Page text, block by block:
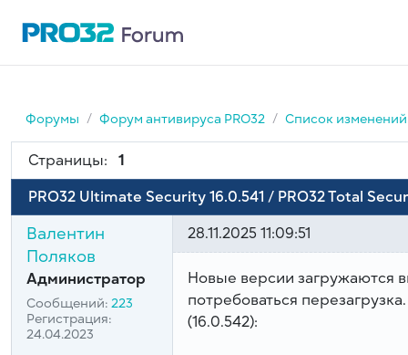
Форумы Форум антивируса PRO32 Список
Страницы: 1
PRO32 Ultimate Security 16.0.541 / PRO32 Total
Валентин
Поляков
Администратор
Сообщений: 223
Регистрация:
24.04.2023
28.11.2025 11:09:51
Новые версии загружаются
потребоваться
(16.0.542):